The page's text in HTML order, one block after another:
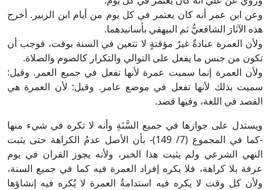
وعن ابن عمر أنه كان يعتمر في كل يوم من أيام ابن الزبير. أخرج
هذه الآثارَ الشافعيُّ ثم البيهقي بأسانيدهما.
ولأن العمرة عبادةٌ غيرُ مؤقتةٍ لا تتعين في السنة بوقت، فوجب أن
تكون من جنس ما يفعل على التوالي والتكرار كالصوم والصلاة.
ولأن العمرة إنما سميت عمرة لأنها تفعل في جميع العمر. وقيل:
سميت بذلك لأنها تفعل في موضع عامر. وقيل: لأن العمرة هي
القصد في اللغة، وفيها قصد.
ويستدل على جوازها في جميع السَّنَةِ وأنه لا تكره في شيء منها
-كما في المجموع (7/ 149)- بأن الأصل عدمُ الكراهة حتى يثبت
النهي الشرعي ولم يثبت هذا الخبر، ولأنه يجوز القران في يوم
عرفة بلا كراهة، فلا يكره إفراد العمرة فيه كما في جميع السنة،
ولأن كل وقت لا يكره فيه استدامةُ العمرة لا يُكره فيه إنشاؤها